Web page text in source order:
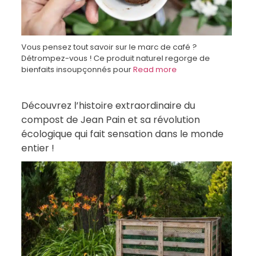
Vous pensez tout savoir sur le marc de café ?
Détrompez-vous ! Ce produit naturel regorge de
bienfaits insoupçonnés pourRead more
Découvrez l’histoire extraordinaire du
compost de Jean Pain et sa révolution
écologique qui fait sensation dans le monde
entier !